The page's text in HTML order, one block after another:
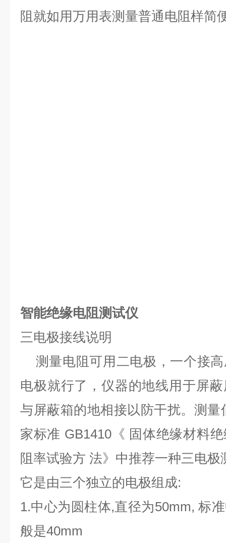
阻就如用万用表测量普通电阻样简
智能绝缘电阻测试仪
三电极接线说明
测量电阻可用二电极，一个接
电极就行了，仪器的地线用于屏
与屏蔽箱的地相接以防干扰。测
家标准 GB1410《 固体绝缘材料
阻率试验方 法》中推荐一种三电极
它是由三个独立的电极组成:
1.中心为圆柱体,直径为50mm, 标
般是40mm